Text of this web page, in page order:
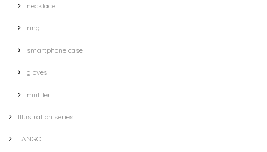
necklace
ring
smartphone case
gloves
muffler
Illustration series
TANGO